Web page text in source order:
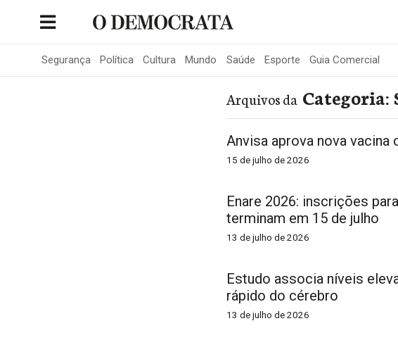
Segurança Política Cultura Mundo Saúde Esporte Guia Comercial
Arquivos da Categoria:
Anvisa aprova nova
15 de julho de 2026
Enare 2026: inscrições
terminam em 15 de julho
13 de julho de 2026
Estudo associa níveis
rápido do cérebro
13 de julho de 2026